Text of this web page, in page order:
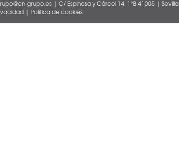
grupo.es | C/ Espinosa y Cárcel 14, 1°B 41005 | Sevilla
Política de cookies